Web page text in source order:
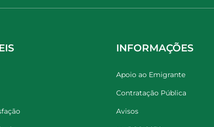
INFORMAÇÕES
Apoio ao Emigrante
Contratação Pública
Avisos